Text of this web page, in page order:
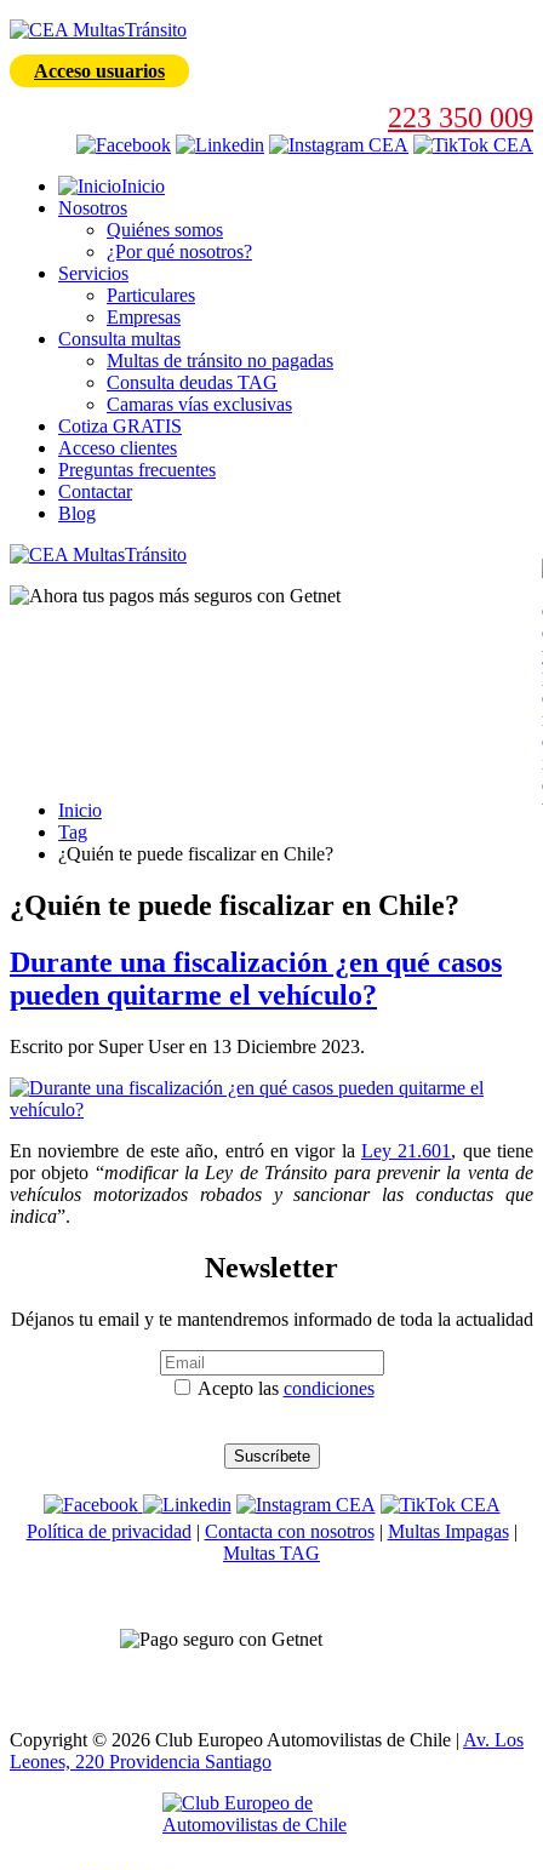
Acceso usuarios
223 350 009
Inicio
Nosotros
Quiénes somos
¿Por qué nosotros?
Servicios
Particulares
Empresas
Consulta multas
Multas de tránsito no pagadas
Consulta deudas TAG
Camaras vías exclusivas
Cotiza GRATIS
Acceso clientes
Preguntas frecuentes
Contactar
Blog
Inicio
Tag
¿Quién te puede fiscalizar en Chile?
¿Quién te puede fiscalizar en Chile?
Durante una fiscalización ¿en qué casos
pueden quitarme el vehículo?
Escrito por Super User en 13 Diciembre 2023.
En noviembre de este año, entró en vigor la Ley 21.601 , que tiene
por objeto “modificar la Ley de Tránsito para prevenir la venta de
vehículos motorizados robados y sancionar las conductas que
indica”.
Newsletter
Déjanos tu email y te mantendremos informado de toda la actualidad
Acepto las condiciones
Política de privacidad | Contacta con nosotros| Multas Impagas|
Multas TAG
Copyright © 2026 Club Europeo Automovilistas de Chile | Av. Los
Leones, 220 Providencia Santiago